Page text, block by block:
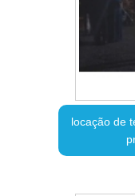
locação de